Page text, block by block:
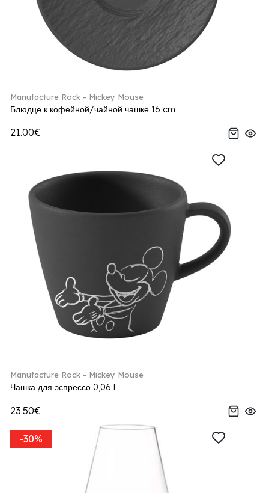
Manufacture Rock - Mickey Mouse
Блюдце к кофейной/чайной чашке 16 cm
21.00€
Manufacture Rock - Mickey Mouse
Чашка для эспрессо 0,06 l
23.50€
-30%